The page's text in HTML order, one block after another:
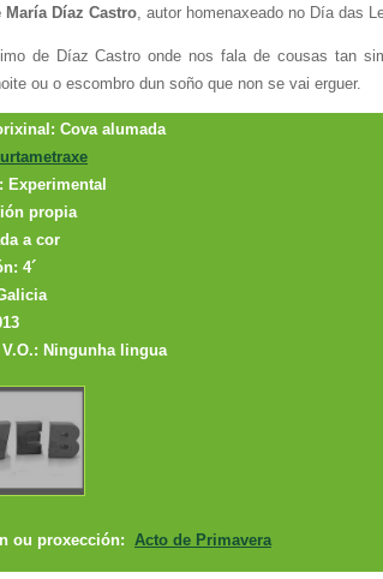
María Díaz Castro , autor homenaxeado no Día das
de Díaz Castro onde nos fala de cousas tan
ou o escombro dun soño que non se vai erguer.
Cova alumada
Experimental
propia
a cor
4´
V.O.: Ningunha lingua
ou proxección: Acto de Primavera